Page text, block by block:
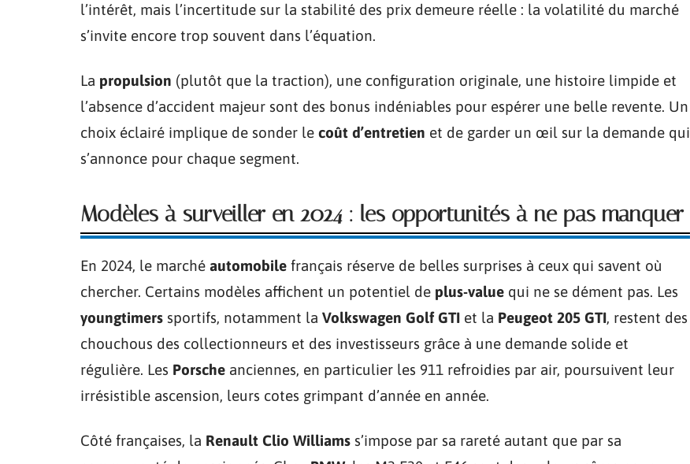
l’intérêt, mais l’incertitude sur la stabilité des prix demeure réelle : la volatilité du marché
s’invite encore trop souvent dans l’équation.
La propulsion (plutôt que la traction), une configuration originale, une histoire limpide et
l’absence d’accident majeur sont des bonus indéniables pour espérer une belle revente. Un
choix éclairé implique de sonder le coût d’entretien et de garder un œil sur la demande qui
s’annonce pour chaque segment.
Modèles à surveiller en 2024 : les opportunités à ne pas manquer
En 2024, le marché automobile français réserve de belles surprises à ceux qui savent où
chercher. Certains modèles affichent un potentiel de plus-value qui ne se dément pas. Les
youngtimers sportifs, notamment la Volkswagen Golf GTI et la Peugeot 205 GTI, restent des
chouchous des collectionneurs et des investisseurs grâce à une demande solide et
régulière. Les Porsche anciennes, en particulier les 911 refroidies par air, poursuivent leur
irrésistible ascension, leurs cotes grimpant d’année en année.
Côté françaises, la Renault Clio Williams s’impose par sa rareté autant que par sa